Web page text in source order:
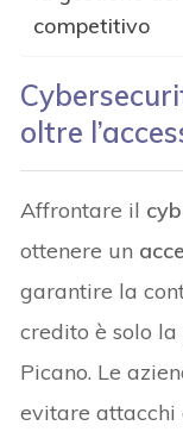
competitivo
oltre
Affrontare il
ottenere un
garantire la
credito è solo la
Picano. Le
evitare attacchi